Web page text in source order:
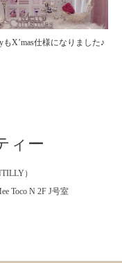
もX’mas仕様になりました♪
ィー
）
Toco N 2F J号室